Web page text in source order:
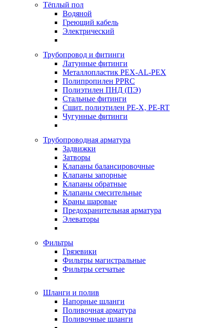
Тёплый пол
Водяной
Греющий кабель
Электрический
Трубопровод и фитинги
Латунные фитинги
Металлопластик PEX-AL-PEX
Полипропилен PPRC
Полиэтилен ПНД (ПЭ)
Стальные фитинги
Сшит. полиэтилен PE-X, PE-RT
Чугунные фитинги
Трубопроводная арматура
Задвижки
Затворы
Клапаны балансировочные
Клапаны запорные
Клапаны обратные
Клапаны смесительные
Краны шаровые
Предохранительная арматура
Элеваторы
Фильтры
Грязевики
Фильтры магистральные
Фильтры сетчатые
Шланги и полив
Напорные шланги
Поливочная арматура
Поливочные шланги